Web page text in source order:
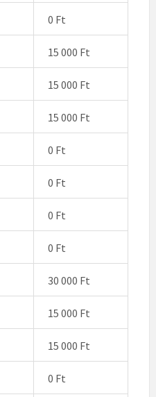
0 Ft
15 000 Ft
15 000 Ft
15 000 Ft
0 Ft
0 Ft
0 Ft
0 Ft
30 000 Ft
15 000 Ft
15 000 Ft
0 Ft